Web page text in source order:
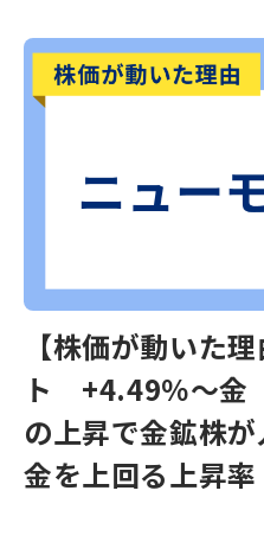
【株価が動いた
ト +4.49％～金
の上昇で金鉱株が
金を上回る上昇率